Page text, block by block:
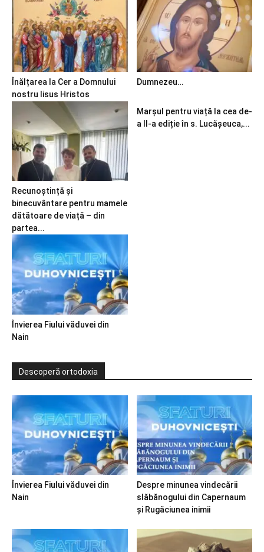
Înălțarea la Cer a Domnului
nostru Iisus Hristos
Dumnezeu…
Recunoștință și
binecuvântare pentru mamele
dătătoare de viață – din
partea...
Marșul pentru viață la cea de-
a II-a ediție în s. Lucășeuca,...
Învierea Fiului văduvei din
Nain
Descoperă ortodoxia
Învierea Fiului văduvei din
Nain
Despre minunea vindecării
slăbănogului din Capernaum
și Rugăciunea inimii